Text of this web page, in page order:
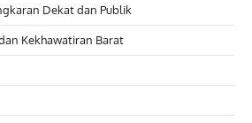
Dekat dan Publik
Kekhawatiran Barat